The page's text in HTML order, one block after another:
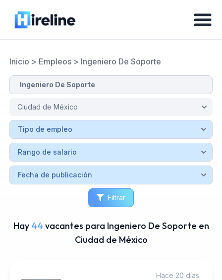
Inicio > Empleos> Ingeniero De Soporte
Filtrar
Hay 44 vacantes para Ingeniero De Soporte en
Ciudad de México
Hace 20 días.